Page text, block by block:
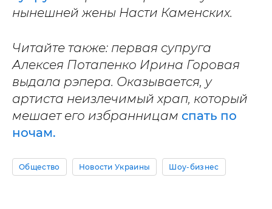
нынешней жены Насти Каменских.
Читайте также: первая супруга
Алексея Потапенко Ирина Горовая
выдала рэпера. Оказывается, у
артиста неизлечимый храп, который
мешает его избранницам спать по
ночам.
Общество Новости Украины Шоу-бизнес